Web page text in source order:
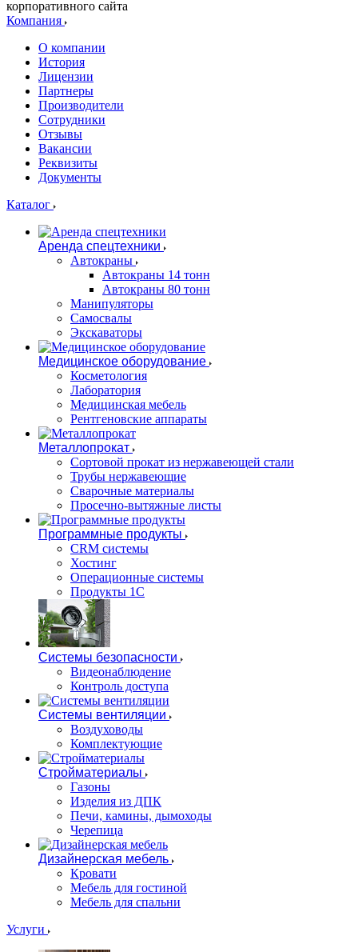
корпоративного сайта
Компания
О компании
История
Лицензии
Партнеры
Производители
Сотрудники
Отзывы
Вакансии
Реквизиты
Документы
Каталог
Аренда спецтехники
Автокраны
Автокраны 14 тонн
Автокраны 80 тонн
Манипуляторы
Самосвалы
Экскаваторы
Медицинское оборудование
Косметология
Лаборатория
Медицинская мебель
Рентгеновские аппараты
Металлопрокат
Сортовой прокат из нержавеющей стали
Трубы нержавеющие
Сварочные материалы
Просечно-вытяжные листы
Программные продукты
CRM системы
Хостинг
Операционные системы
Продукты 1С
Системы безопасности
Видеонаблюдение
Контроль доступа
Системы вентиляции
Воздуховоды
Комплектующие
Стройматериалы
Газоны
Изделия из ДПК
Печи, камины, дымоходы
Черепица
Дизайнерская мебель
Кровати
Мебель для гостиной
Мебель для спальни
Услуги